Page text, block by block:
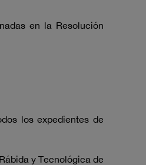
en la Resolución
los expedientes de
y Tecnológica de